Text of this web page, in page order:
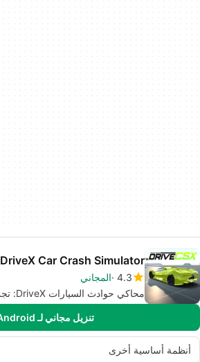
DriveX Car Crash Simulator
4.3 المجاني
محاكي حوادث السيارات DriveX: تجربة التدمير النهائية
تنزيل مجاني لـ Android
أنظمة أساسية أخرى